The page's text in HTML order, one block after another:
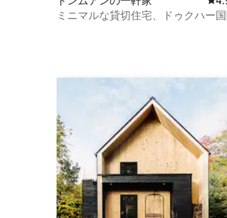
ミニマルな貸切住宅、ドゥクハー